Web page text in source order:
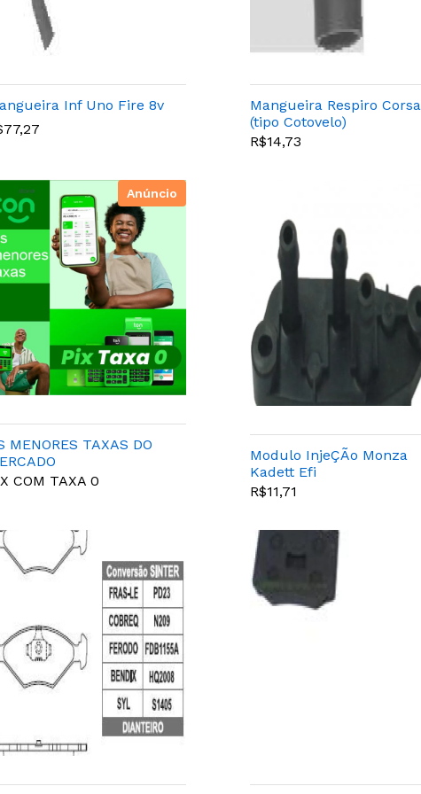
Inf Uno Fire 8v
Mangueira Respiro Corsa
(tipo Cotovelo)
R$14,73
Anúncio
MENORES TAXAS DO
COM TAXA 0
Modulo InjeÇÃo Monza
Kadett Efi
R$11,71